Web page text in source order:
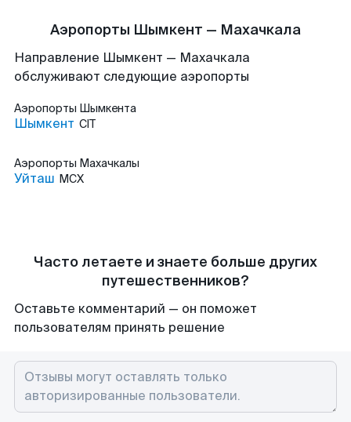
Аэропорты Шымкент — Махачкала
Направление Шымкент — Махачкала
обслуживают следующие аэропорты
Аэропорты Шымкента
Шымкент CIT
Аэропорты Махачкалы
Уйташ MCX
Часто летаете и знаете больше других
путешественников?
Оставьте комментарий — он поможет
пользователям принять решение